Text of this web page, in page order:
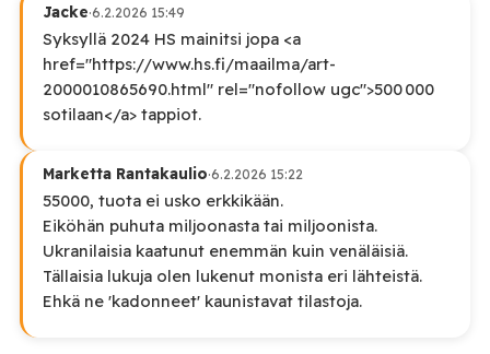
Jacke·6.2.2026 15:49
Syksyllä 2024 HS mainitsi jopa <a
href="https://www.hs.fi/maailma/art-
2000010865690.html" rel="nofollow ugc">500 000
sotilaan</a> tappiot.
Marketta Rantakaulio·6.2.2026 15:22
55000, tuota ei usko erkkikään.
Eiköhän puhuta miljoonasta tai miljoonista.
Ukranilaisia kaatunut enemmän kuin venäläisiä.
Tällaisia lukuja olen lukenut monista eri lähteistä.
Ehkä ne 'kadonneet' kaunistavat tilastoja.